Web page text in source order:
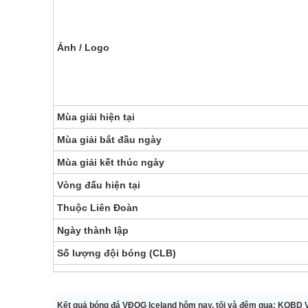
Ảnh / Logo
Mùa giải hiện tại
Mùa giải bắt đầu ngày
Mùa giải kết thúc ngày
Vòng đấu hiện tại
Thuộc Liên Đoàn
Ngày thành lập
Số lượng đội bóng (CLB)
Kết quả bóng đá VĐQG Iceland hôm nay, tối và đêm qua: